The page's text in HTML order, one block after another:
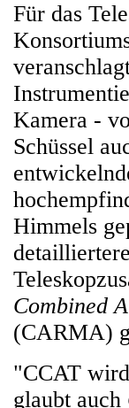
Für das
Kamera -
Schüssel
Himmels
Combined
(CARMA)
"CCAT
glaubt auch